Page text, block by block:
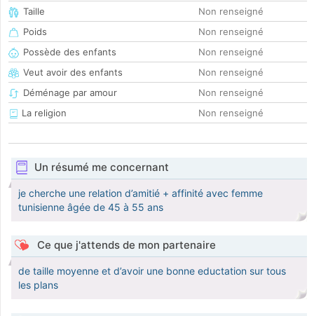
Taille
Non renseigné
Poids
Non renseigné
Possède des enfants
Non renseigné
Veut avoir des enfants
Non renseigné
Déménage par amour
Non renseigné
La religion
Non renseigné
Un résumé me concernant
je cherche une relation d’amitié + affinité avec femme
tunisienne âgée de 45 à 55 ans
Ce que j'attends de mon partenaire
de taille moyenne et d’avoir une bonne eductation sur tous
les plans